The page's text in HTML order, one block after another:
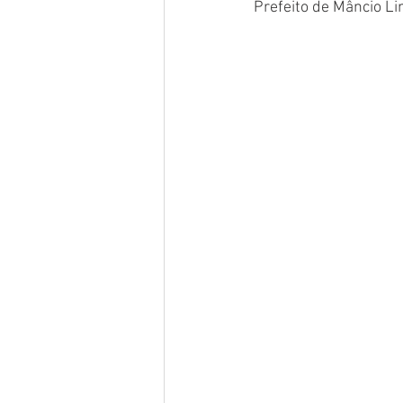
Prefeito de Mâncio